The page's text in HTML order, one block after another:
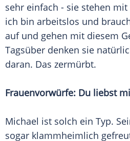
sehr einfach - sie stehen
ich bin arbeitslos und
auf und gehen mit diesem
Tagsüber denken sie
daran. Das zermürbt.
Frauenvorwürfe: Du liebst
Michael ist solch ein Typ.
sogar klammheimlich